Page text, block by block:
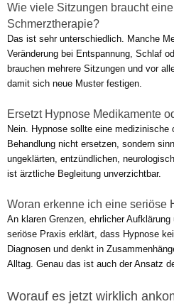
Wie viele Sitzungen braucht
Schmerztherapie?
Das ist sehr unterschiedlich. Manche
Veränderung bei Entspannung, Schlaf
brauchen mehrere Sitzungen und vor
damit sich neue Muster festigen.
Ersetzt Hypnose Medikamente
Nein. Hypnose sollte eine medizinische
Behandlung nicht ersetzen, sondern
ungeklärten, entzündlichen,
ist ärztliche Begleitung unverzichtbar.
Woran erkenne ich eine seriöse
An klaren Grenzen, ehrlicher
seriöse Praxis erklärt, dass Hypnose
Diagnosen und denkt in
Alltag. Genau das ist auch der Ansatz
Worauf es jetzt wirklich